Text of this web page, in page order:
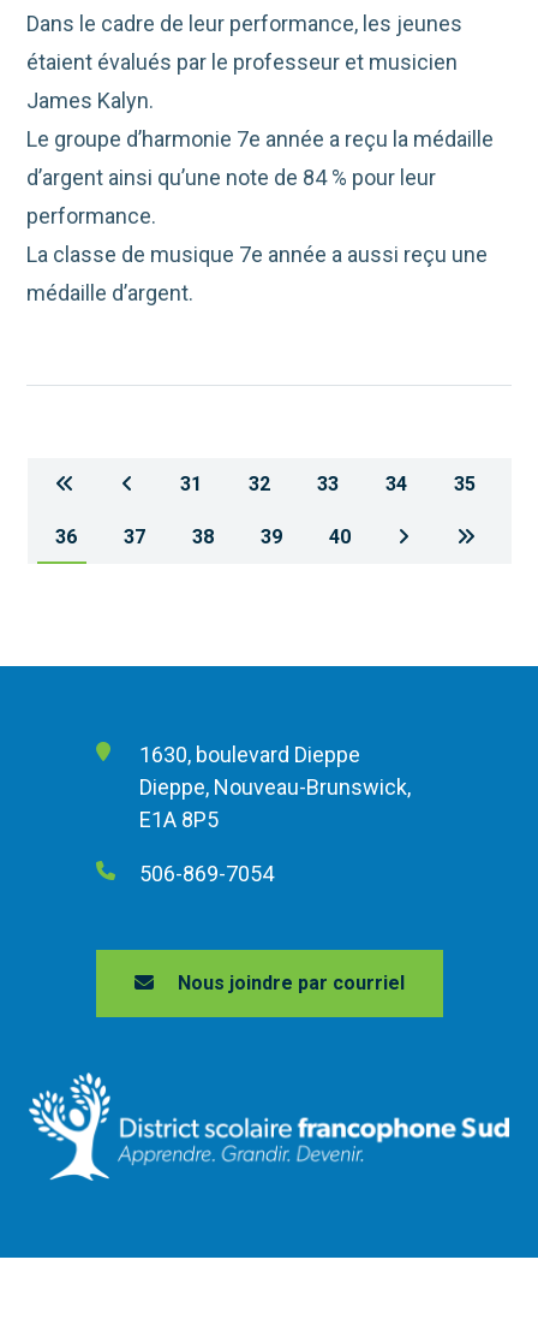
Dans le cadre de leur performance, les jeunes
étaient évalués par le professeur et musicien
James Kalyn.
Le groupe d’harmonie 7e année a reçu la médaille
d’argent ainsi qu’une note de 84 % pour leur
performance.
La classe de musique 7e année a aussi reçu une
médaille d’argent.
31 32 33 34 35
36 37 38 39 40
1630, boulevard Dieppe
Dieppe, Nouveau-Brunswick,
E1A 8P5
506-869-7054
Nous joindre par courriel